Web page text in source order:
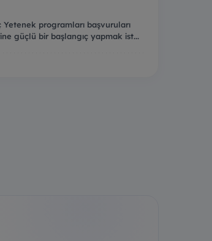
Yetenek programları başvuruları
güçlü bir başlangıç yapmak ist...